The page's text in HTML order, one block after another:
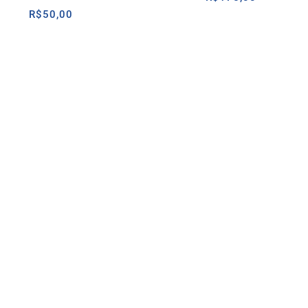
R$50,00